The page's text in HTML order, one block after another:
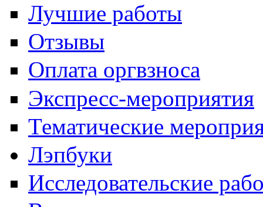
Лучшие работы
Отзывы
Оплата оргвзноса
Экспресс-мероприятия
Тематические
Лэпбуки
Исследовательские